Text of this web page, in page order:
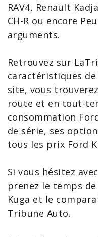
RAV4, Renault
CH-R ou encore
arguments.
Retrouvez sur
caractéristiques
site, vous
route et en tout-
consommation
de série, ses
tous les prix Ford
Si vous hésitez
prenez le temps
Kuga et le
Tribune Auto.